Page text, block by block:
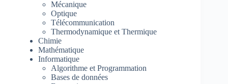
Mécanique
Optique
Télécommunication
Thermodynamique et Thermique
Chimie
Mathématique
Informatique
Algorithme et Programmation
Bases de données